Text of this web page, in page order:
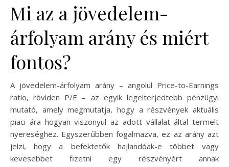
Mi az a jövedelem-
árfolyam arány és miért
fontos?
A jövedelem-árfolyam arány – angolul Price-to-Earnings
ratio, röviden P/E – az egyik legelterjedtebb pénzügyi
mutató, amely megmutatja, hogy a részvények aktuális
piaci ára hogyan viszonyul az adott vállalat által termelt
nyereséghez. Egyszerűbben fogalmazva, ez az arány azt
jelzi, hogy a befektetők hajlandóak-e többet vagy
kevesebbet fizetni egy részvényért annak